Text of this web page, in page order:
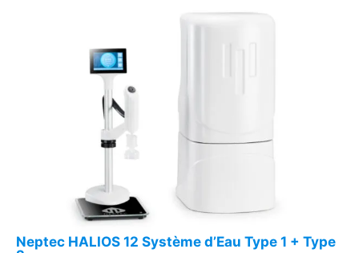
Neptec HALIOS 12 Système d’Eau Type 1 + Type